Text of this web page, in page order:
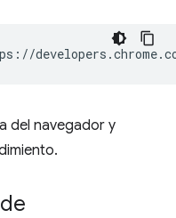
del navegador y